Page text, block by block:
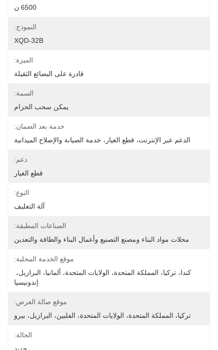
6500 ن
النموذج:
XQD-32B
الميزة:
قادرة على البضائع الثقيلة
السمة:
يمكن سحب الحزام
خدمة بعد الضمان:
الدعم عبر الإنترنت، قطع الغيار، خدمة الصيانة والإصلاح الميدانية
دعم:
قطع الغيار
النوع:
آلة التغليف
الصناعات المطبقة:
محلات مواد البناء ومصنع التصنيع وأعمال البناء والطاقة والتعدين
موقع الخدمة المحلية:
إندونيسيا
موقع صالة العرض:
تركيا، المملكة المتحدة، الولايات المتحدة، الفلبين، البرازيل، بيرو
الحالة: